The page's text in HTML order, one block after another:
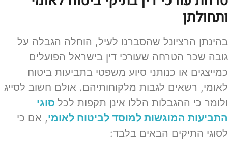
ותחולתן
בהינתן הרציונל שהסברנו לעיל, הוחלה הגבלה על
גובה שכר הטרחה שעורכי דין בישראל הפועלים
כמייצגים או כנותני סיוע משפטי בתביעות ביטוח
לאומי, רשאים לגבות מלקוחותיהם. אולם חשוב לסייג
ולומר כי ההגבלות הללו אינן תקפות לכל סוגי
התביעות המוגשות למוסד לביטוח לאומי, אם כי
לסוגי התיקים הבאים בלבד: